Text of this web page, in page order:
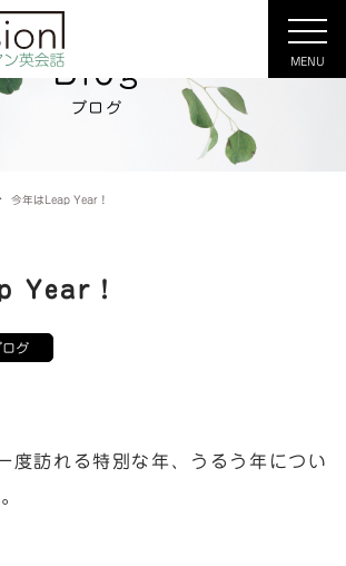
MENU
Blog
ブログ
今年はLeap Year！
Year！
ログ
度訪れる特別な年、うるう年につい